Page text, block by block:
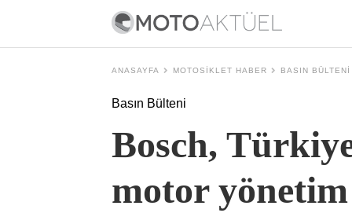
ANASAYFA MOTOSIKLET HABER BASIN BÜLTENI
Basın Bülteni
Bosch,
motor